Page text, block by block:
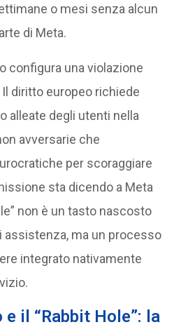
o mesi senza alcun
di Meta.
configura una violazione
diritto europeo richiede
alleate degli utenti nella
avversarie che
per scoraggiare
sta dicendo a Meta
non è un tasto nascosto
assistenza, ma un processo
integrato nativamente
il “Rabbit Hole”: la